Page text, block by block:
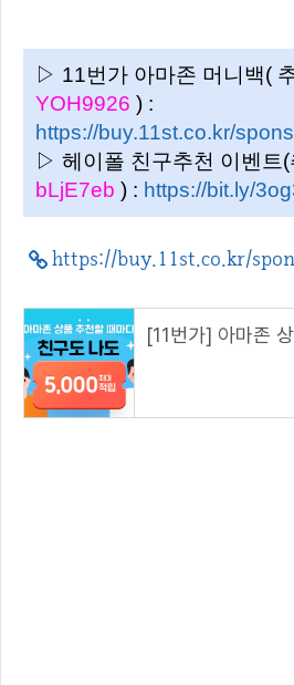
▷ 11번가 아마존 머니백(
YOH9926 ) :
https://buy.11st.co.kr/
▷ 헤이폴 친구추천 이벤트(
bLjE7eb ) : https://bit.ly/
https://buy.11st.co.kr/